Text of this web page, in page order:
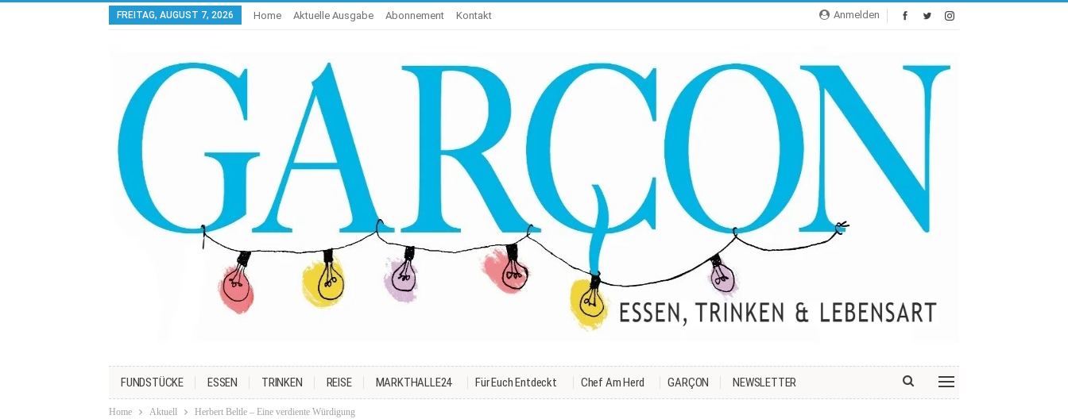
Anmelden
FREITAG, AUGUST 7, 2026 Home Aktuelle Ausgabe Abonnement Kontakt
FUNDSTÜCKE ESSEN TRINKEN REISE MARKTHALLE24 Für Euch Entdeckt Chef Am Herd GARÇON NEWSLETTER
Home Aktuell Herbert Beltle – Eine verdiente Würdigung